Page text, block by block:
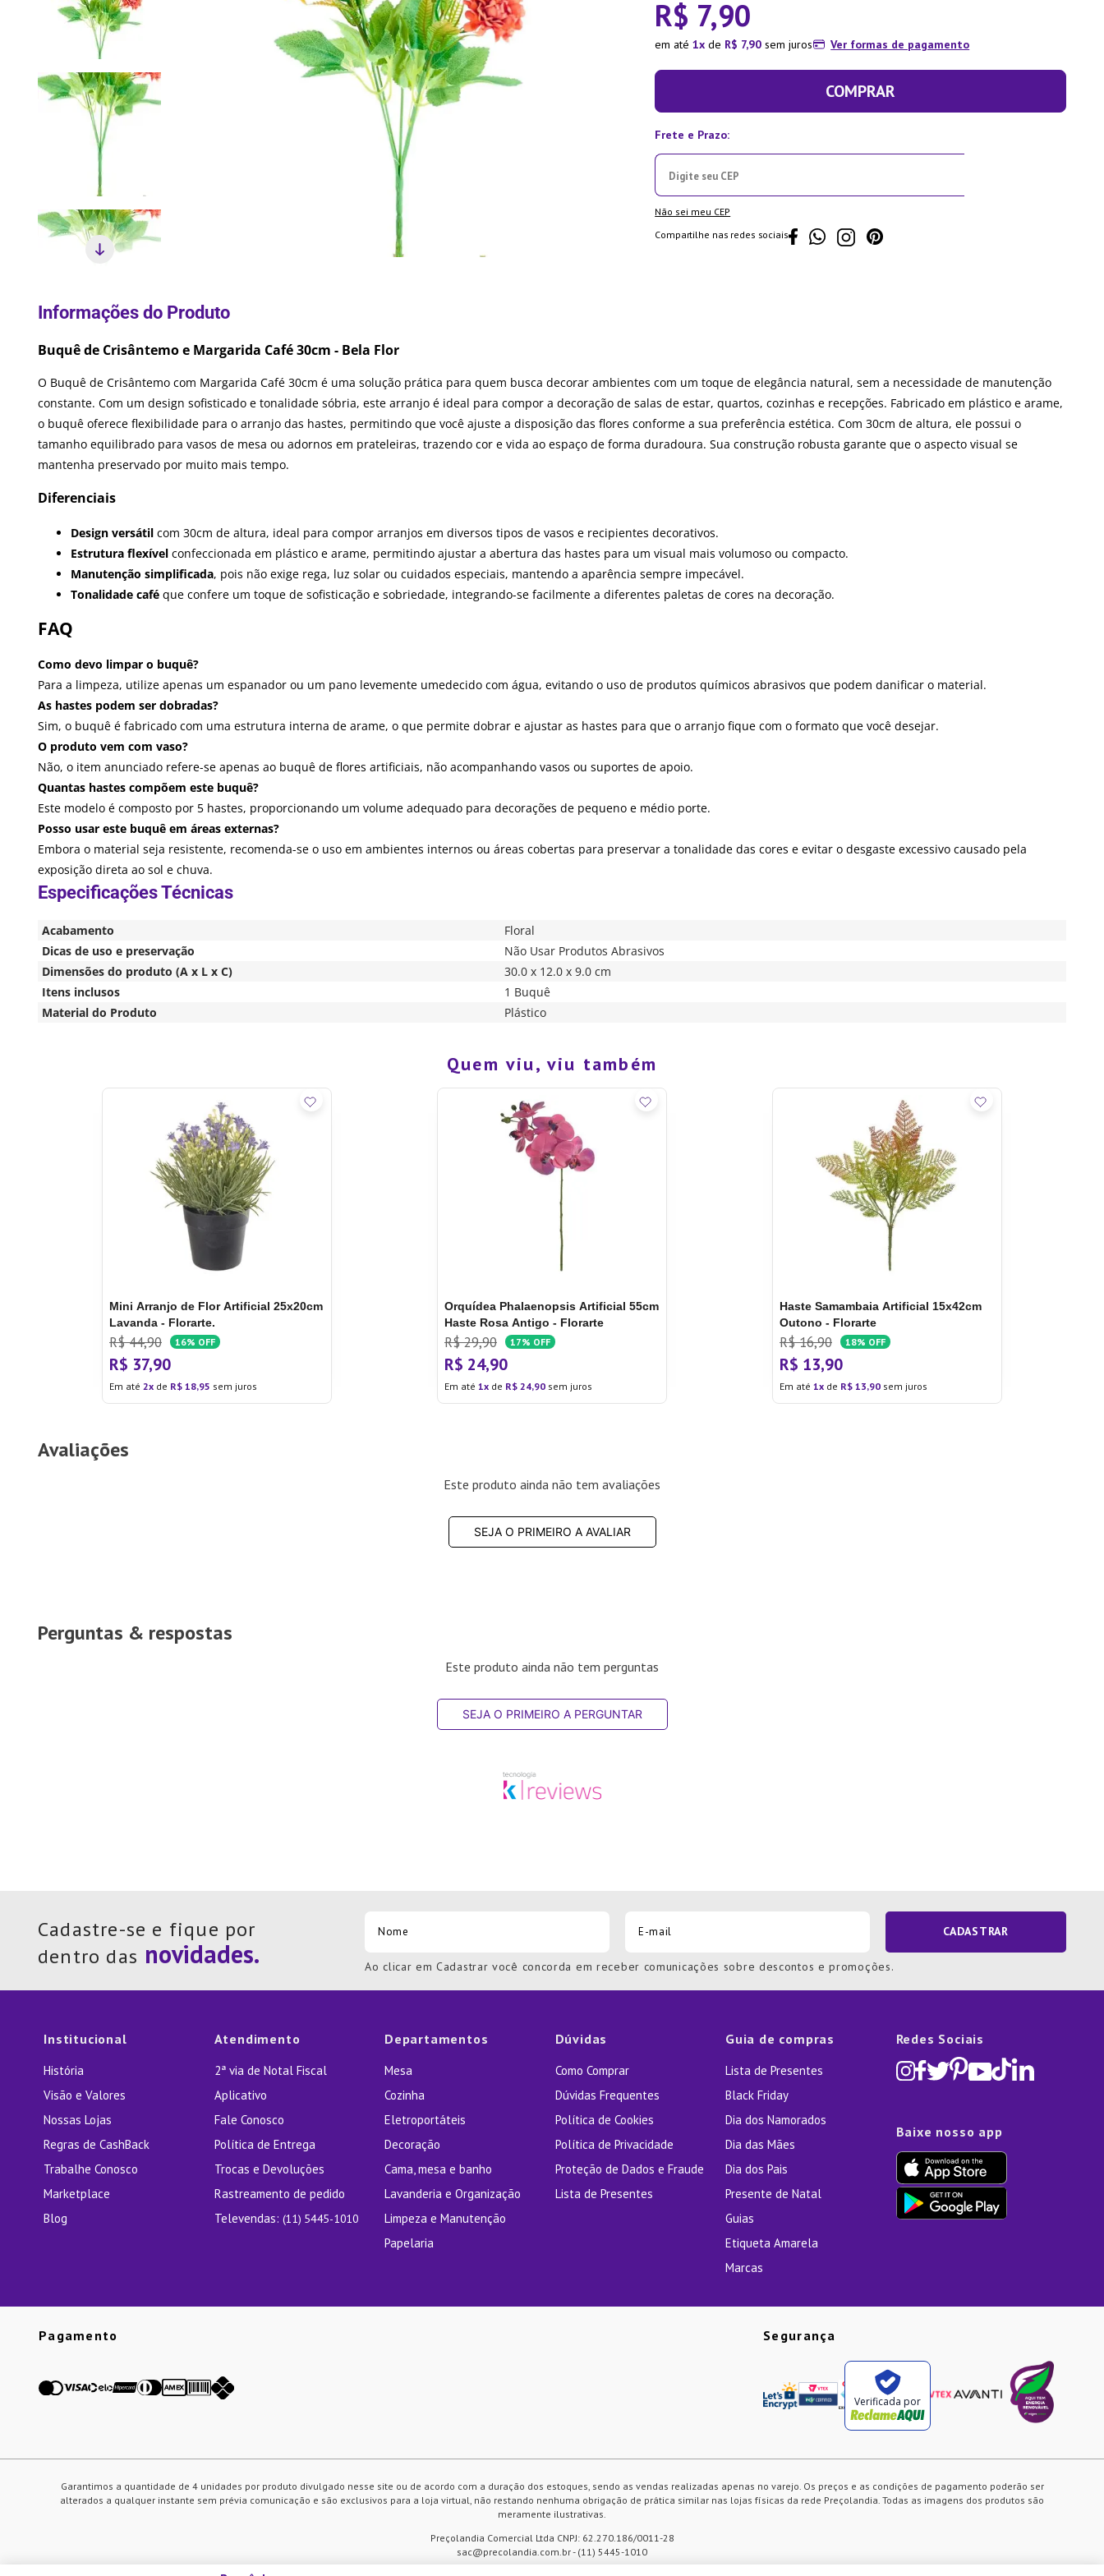
R$ 7,90
em até1 de R$ 7,90 sem juros Ver formas de pagamento
COMPRAR
Não sei meu CEP
Compartilhe nas redes sociais
Buquê de Crisântemo e Margarida Café 30cm - Bela Flor
O Buquê de Crisântemo com Margarida Café 30cm é uma solução prática para quem busca decorar ambientes com um toque de elegância natural, sem a necessidade de manutenção
constante. Com um design sofisticado e tonalidade sóbria, este arranjo é ideal para compor a decoração de salas de estar, quartos, cozinhas e recepções. Fabricado em plástico e arame,
o buquê oferece flexibilidade para o arranjo das hastes, permitindo que você ajuste a disposição das flores conforme a sua preferência estética. Com 30cm de altura, ele possui o
tamanho equilibrado para vasos de mesa ou adornos em prateleiras, trazendo cor e vida ao espaço de forma duradoura. Sua construção robusta garante que o aspecto visual se
mantenha preservado por muito mais tempo.
Diferenciais
Design versátil com 30cm de altura, ideal para compor arranjos em diversos tipos de vasos e recipientes decorativos.
Estrutura flexível confeccionada em plástico e arame, permitindo ajustar a abertura das hastes para um visual mais volumoso ou compacto.
Manutenção simplificada, pois não exige rega, luz solar ou cuidados especiais, mantendo a aparência sempre impecável.
Tonalidade café que confere um toque de sofisticação e sobriedade, integrando-se facilmente a diferentes paletas de cores na decoração.
FAQ
Como devo limpar o buquê?
Para a limpeza, utilize apenas um espanador ou um pano levemente umedecido com água, evitando o uso de produtos químicos abrasivos que podem danificar o material.
As hastes podem ser dobradas?
Sim, o buquê é fabricado com uma estrutura interna de arame, o que permite dobrar e ajustar as hastes para que o arranjo fique com o formato que você desejar.
O produto vem com vaso?
Não, o item anunciado refere-se apenas ao buquê de flores artificiais, não acompanhando vasos ou suportes de apoio.
Quantas hastes compõem este buquê?
Este modelo é composto por 5 hastes, proporcionando um volume adequado para decorações de pequeno e médio porte.
Posso usar este buquê em áreas externas?
Embora o material seja resistente, recomenda-se o uso em ambientes internos ou áreas cobertas para preservar a tonalidade das cores e evitar o desgaste excessivo causado pela
exposição direta ao sol e chuva.
Acabamento
Floral
Dicas de uso e preservação
Não Usar Produtos Abrasivos
Dimensões do produto (A x L x C)
30.0 x 12.0 x 9.0 cm
Itens inclusos
1 Buquê
Material do Produto
Plástico
Quem viu, viu também
Mini Arranjo de Flor Artificial 25x20cm
Lavanda - Florarte.
R$ 44,90 16% OFF
R$ 37,90
Em até 2 de R$ 18,95 sem juros
Orquídea Phalaenopsis Artificial 55cm
Haste Rosa Antigo - Florarte
R$ 29,90 17% OFF
R$ 24,90
Em até 1 de R$ 24,90 sem juros
Haste Samambaia Artificial 15x42cm
Outono - Florarte
R$ 16,90 18% OFF
R$ 13,90
Em até 1 de R$ 13,90 sem juros
Avaliações
Este produto ainda não tem avaliações
SEJA O PRIMEIRO A AVALIAR
Perguntas & respostas
Este produto ainda não tem perguntas
SEJA O PRIMEIRO A PERGUNTAR
Cadastre-se e fique por
dentro das
CADASTRAR
Ao clicar em Cadastrar você concorda em receber comunicações sobre descontos e promoções.
Institucional
História
Visão e Valores
Nossas Lojas
Regras de CashBack
Trabalhe Conosco
Marketplace
Blog
Atendimento
2ª via de Notal Fiscal
Aplicativo
Fale Conosco
Política de Entrega
Trocas e Devoluções
Rastreamento de pedido
Televendas: (11) 5445-1010
Departamentos
Mesa
Cozinha
Eletroportáteis
Decoração
Cama, mesa e banho
Lavanderia e Organização
Limpeza e Manutenção
Papelaria
Dúvidas
Como Comprar
Dúvidas Frequentes
Política de Cookies
Política de Privacidade
Proteção de Dados e Fraude
Lista de Presentes
Guia de compras
Lista de Presentes
Black Friday
Dia dos Namorados
Dia das Mães
Dia dos Pais
Presente de Natal
Guias
Etiqueta Amarela
Marcas
Redes Sociais
Baixe nosso app
Pagamento Segurança
Verificada por
Garantimos a quantidade de 4 unidades por produto divulgado nesse site ou de acordo com a duração dos estoques, sendo as vendas realizadas apenas no varejo. Os preços e as condições de pagamento poderão ser
alterados a qualquer instante sem prévia comunicação e são exclusivos para a loja virtual, não restando nenhuma obrigação de prática similar nas lojas físicas da rede Preçolandia. Todas as imagens dos produtos são
meramente ilustrativas.
Preçolandia Comercial Ltda CNPJ: 62.270.186/0011-28
sac@precolandia.com.br - (11) 5445-1010
Panela Pressão